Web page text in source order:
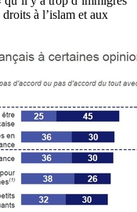
à l’islam et aux